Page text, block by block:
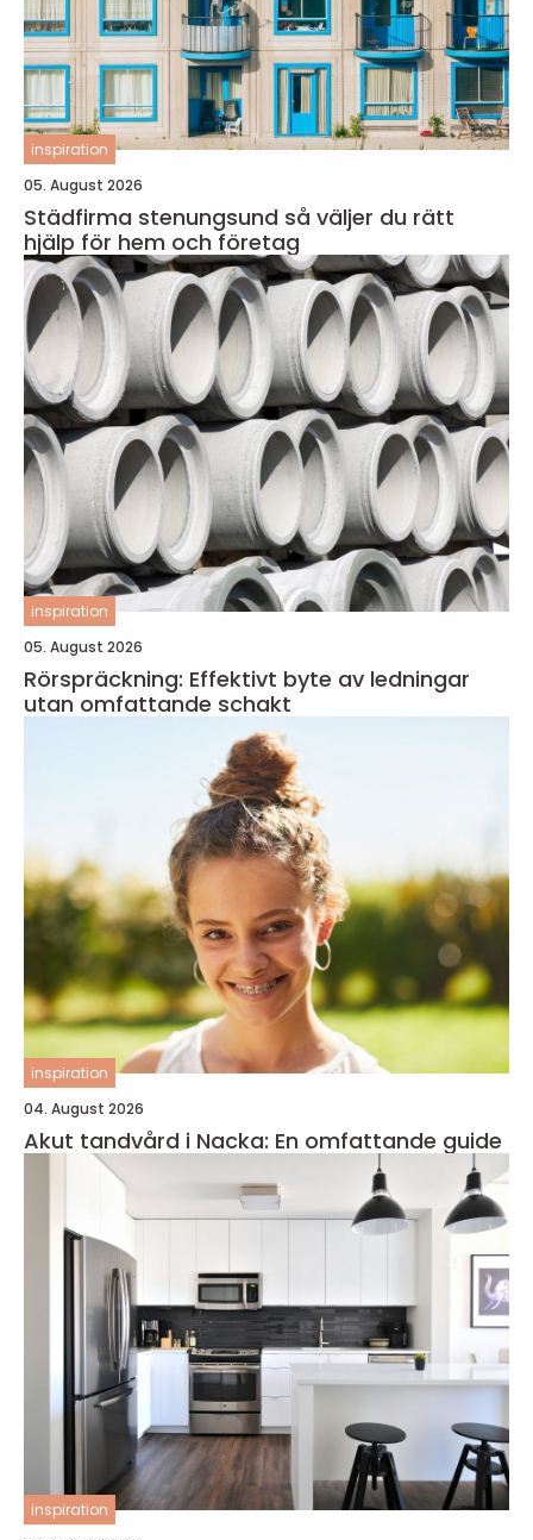
inspiration
05. August 2026
Städfirma stenungsund så väljer du rätt
hjälp för hem och företag
inspiration
05. August 2026
Rörspräckning: Effektivt byte av ledningar
utan omfattande schakt
inspiration
04. August 2026
Akut tandvård i Nacka: En omfattande guide
inspiration